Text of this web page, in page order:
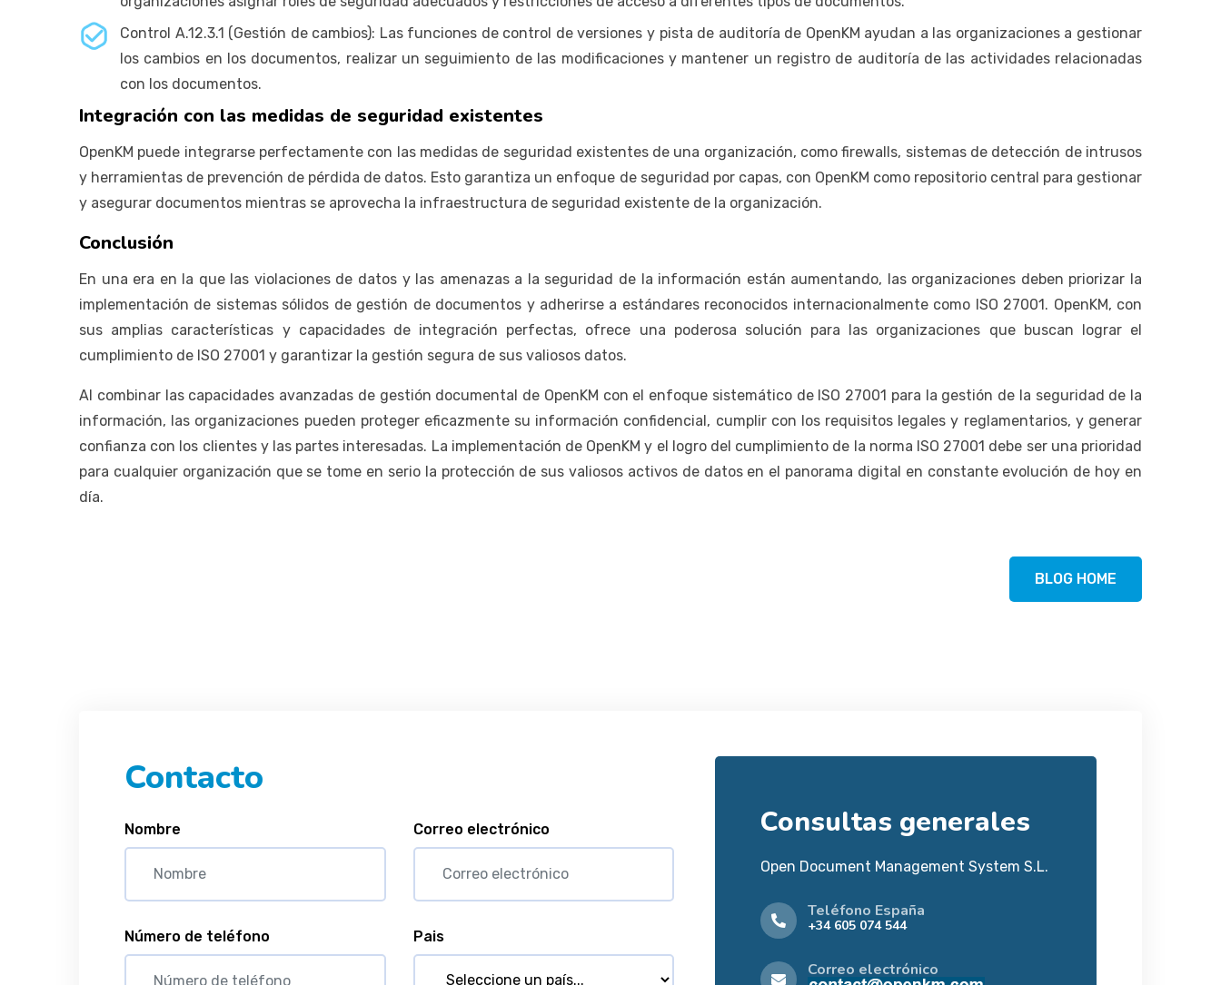
Control A.12.3.1 (Gestión de cambios): Las funciones de control de versiones y pista de auditoría de OpenKM ayudan a las organizaciones a gestionar
los cambios en los documentos, realizar un seguimiento de las modificaciones y mantener un registro de auditoría de las actividades relacionadas
con los documentos.
Integración con las medidas de seguridad existentes
OpenKM puede integrarse perfectamente con las medidas de seguridad existentes de una organización, como firewalls, sistemas de detección de intrusos
y herramientas de prevención de pérdida de datos. Esto garantiza un enfoque de seguridad por capas, con OpenKM como repositorio central para gestionar
y asegurar documentos mientras se aprovecha la infraestructura de seguridad existente de la organización.
Conclusión
En una era en la que las violaciones de datos y las amenazas a la seguridad de la información están aumentando, las organizaciones deben priorizar la
implementación de sistemas sólidos de gestión de documentos y adherirse a estándares reconocidos internacionalmente como ISO 27001. OpenKM, con
sus amplias características y capacidades de integración perfectas, ofrece una poderosa solución para las organizaciones que buscan lograr el
cumplimiento de ISO 27001 y garantizar la gestión segura de sus valiosos datos.
Al combinar las capacidades avanzadas de gestión documental de OpenKM con el enfoque sistemático de ISO 27001 para la gestión de la seguridad de la
información, las organizaciones pueden proteger eficazmente su información confidencial, cumplir con los requisitos legales y reglamentarios, y generar
confianza con los clientes y las partes interesadas. La implementación de OpenKM y el logro del cumplimiento de la norma ISO 27001 debe ser una prioridad
para cualquier organización que se tome en serio la protección de sus valiosos activos de datos en el panorama digital en constante evolución de hoy en
día.
BLOG HOME
Contacto
Nombre Correo electrónico
Número de teléfono Pais
Consultas generales
Open Document Management System S.L.
Teléfono España
+34 605 074 544
Correo electrónico